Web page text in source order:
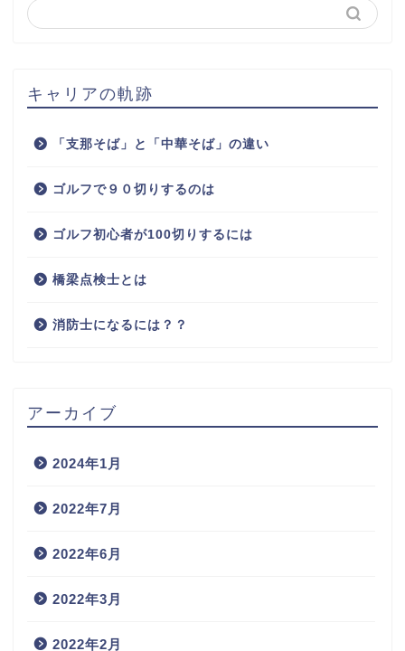
キャリアの軌跡
「支那そば」と「中華そば」の違い
ゴルフで９０切りするのは
ゴルフ初心者が100切りするには
橋梁点検士とは
消防士になるには？？
アーカイブ
2024年1月
2022年7月
2022年6月
2022年3月
2022年2月